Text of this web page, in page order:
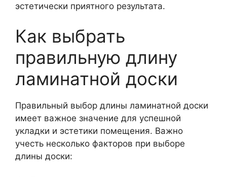
эстетически приятного результата.
Как выбрать
правильную длину
ламинатной доски
Правильный выбор длины ламинатной доски
имеет важное значение для успешной
укладки и эстетики помещения. Важно
учесть несколько факторов при выборе
длины доски: